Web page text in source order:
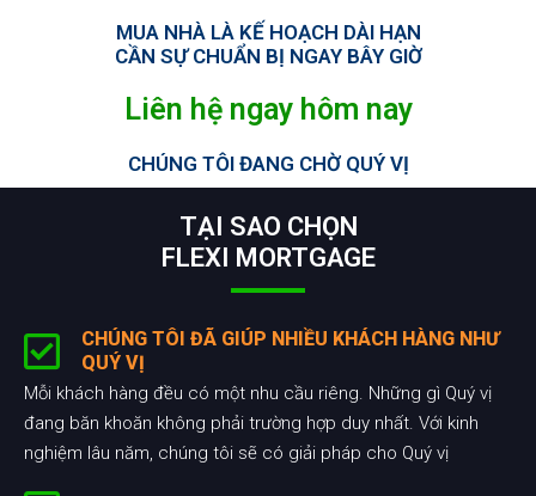
MUA NHÀ LÀ KẾ HOẠCH DÀI HẠN
CẦN SỰ CHUẨN BỊ NGAY BÂY GIỜ
Liên hệ ngay hôm nay
CHÚNG TÔI ĐANG CHỜ QUÝ VỊ
TẠI SAO CHỌN
FLEXI MORTGAGE
CHÚNG TÔI ĐÃ GIÚP NHIỀU KHÁCH HÀNG NHƯ
QUÝ VỊ
Mỗi khách hàng đều có một nhu cầu riêng. Những gì Quý vị
đang băn khoăn không phải trường hợp duy nhất. Với kinh
nghiệm lâu năm, chúng tôi sẽ có giải pháp cho Quý vị